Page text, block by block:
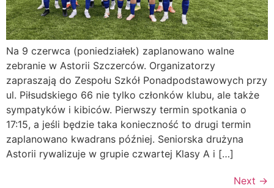
Na 9 czerwca (poniedziałek) zaplanowano walne
zebranie w Astorii Szczerców. Organizatorzy
zapraszają do Zespołu Szkół Ponadpodstawowych przy
ul. Piłsudskiego 66 nie tylko członków klubu, ale także
sympatyków i kibiców. Pierwszy termin spotkania o
17:15, a jeśli będzie taka konieczność to drugi termin
zaplanowano kwadrans później. Seniorska drużyna
Astorii rywalizuje w grupie czwartej Klasy A i […]
Next →